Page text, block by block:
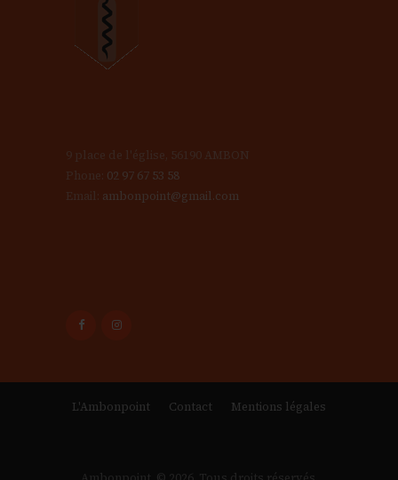
9 place de l'église, 56190 AMBON
Phone: 02 97 67 53 58
Email: ambonpoint@gmail.com
L'Ambonpoint Contact Mentions légales